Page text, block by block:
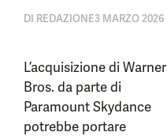
DI REDAZIONE3 MARZO 2026
L’acquisizione di Warner
Bros. da parte di
Paramount Skydance
potrebbe portare